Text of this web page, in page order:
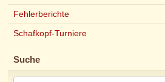
Fehlerberichte
Schafkopf-Turniere
Suche